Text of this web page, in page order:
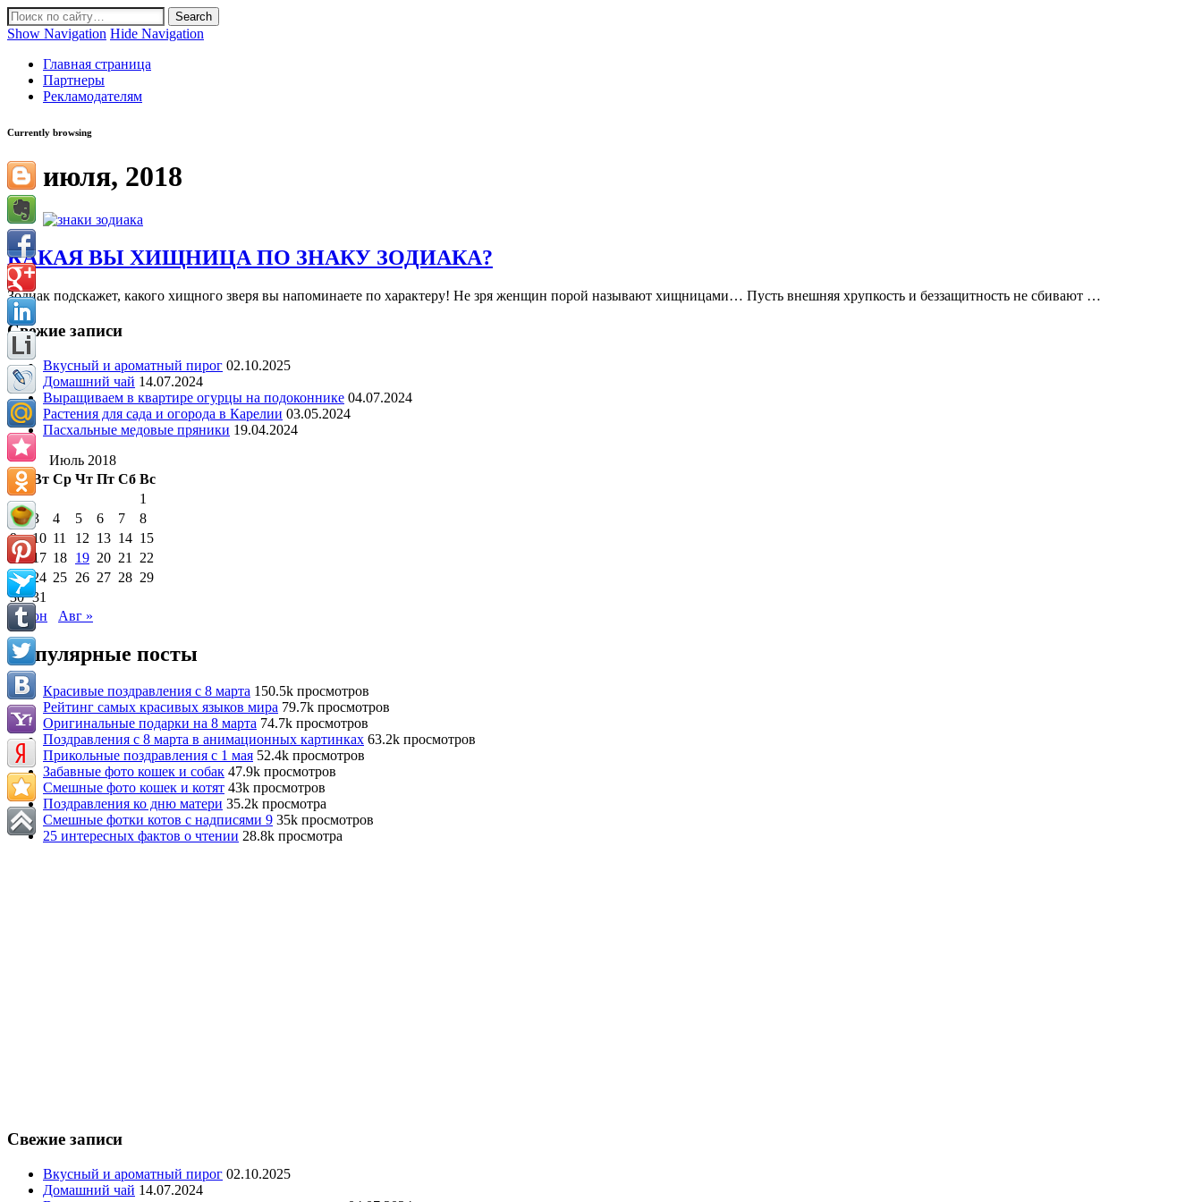
Show Navigation Hide Navigation
Главная страница
Партнеры
Рекламодателям
Currently browsing
19 июля, 2018
КАКАЯ ВЫ ХИЩНИЦА ПО ЗНАКУ ЗОДИАКА?
Зодиак подскажет, какого хищного зверя вы напоминаете по характеру! Не зря женщин порой называют хищницами… Пусть внешняя хрупкость и беззащитность не сбивают …
Свежие записи
Вкусный и ароматный пирог 02.10.2025
Домашний чай 14.07.2024
Выращиваем в квартире огурцы на подоконнике 04.07.2024
Растения для сада и огорода в Карелии 03.05.2024
Пасхальные медовые пряники 19.04.2024
Июль 2018
Пн Вт Ср Чт Пт Сб Вс
1
2
3 4 5 6 7
8
9
10 11 12 13 14 15
16 17 18 19 20 21
22
23 24 25 26 27 28 29
30 31
« Июн
Авг »
Популярные посты
Красивые поздравления с 8 марта 150.5k просмотров
Рейтинг самых красивых языков мира 79.7k просмотров
Оригинальные подарки на 8 марта 74.7k просмотров
Поздравления с 8 марта в анимационных картинках 63.2k просмотров
Прикольные поздравления с 1 мая 52.4k просмотров
Забавные фото кошек и собак 47.9k просмотров
Смешные фото кошек и котят 43k просмотров
Поздравления ко дню матери 35.2k просмотра
Смешные фотки котов с надписями 9 35k просмотров
25 интересных фактов о чтении 28.8k просмотра
Свежие записи
Вкусный и ароматный пирог 02.10.2025
Домашний чай 14.07.2024